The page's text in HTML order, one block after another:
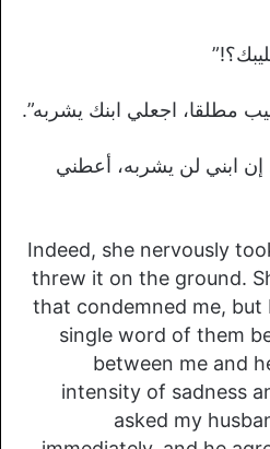
مطلقا، اجعلي ابنك يشربه”.
ابني لن يشربه، أعطني
Indeed, she nervously
threw it on the ground.
that condemned me, but
single word of them
between me and
intensity of sadness
asked my